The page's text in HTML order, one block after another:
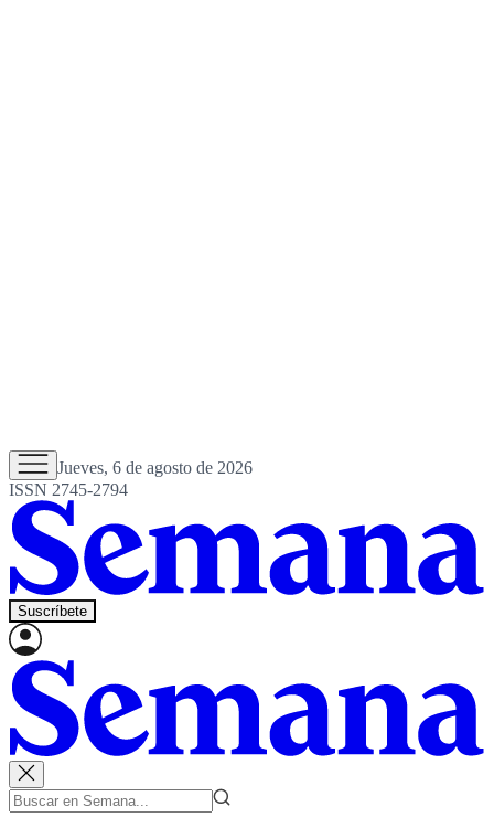
Jueves, 6 de agosto de 2026
ISSN 2745-2794
Suscríbete